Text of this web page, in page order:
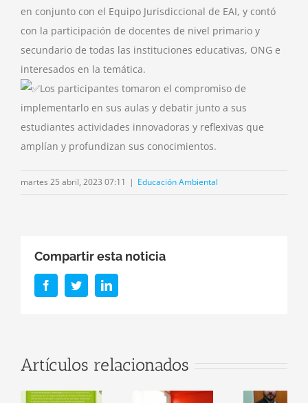
en conjunto con el Equipo Jurisdiccional de EAI, y contó
con la participación de docentes de nivel primario y
secundario de todas las instituciones educativas, ONG e
interesados en la temática.
Los participantes tomaron el compromiso de
implementarlo en sus aulas y debatir junto a sus
estudiantes actividades innovadoras y reflexivas que
amplían y profundizan sus conocimientos.
martes 25 abril, 2023 07:11 | Educación Ambiental
Compartir esta noticia
FacebookTwitterLinkedIn
Artículos relacionados
IMPLEMENTACIÓNImplementación